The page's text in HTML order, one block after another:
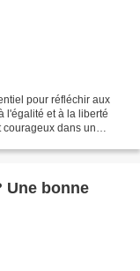
pour réfléchir aux
l'égalité et à la liberté
dans un
Une bonne